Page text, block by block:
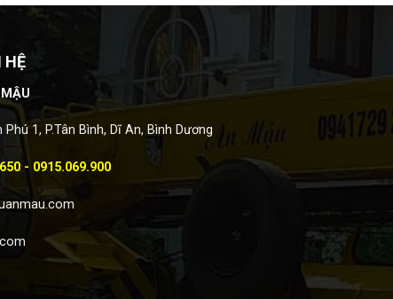
HỆ
1, P.Tân Bình, Dĩ An, Bình Dương
- 0915.069.900